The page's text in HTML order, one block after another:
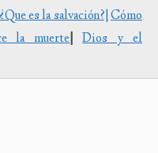
es la salvación?|Cómo
la muerte|
Dios y el